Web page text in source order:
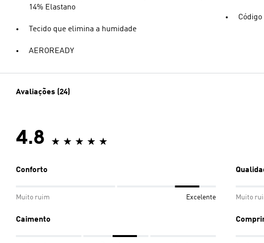
14% Elastano
Tecido que elimina a humidade
AEROREADY
Avaliações (24)
4.8
Conforto
Muito ruim Excelente Muito
Caimento